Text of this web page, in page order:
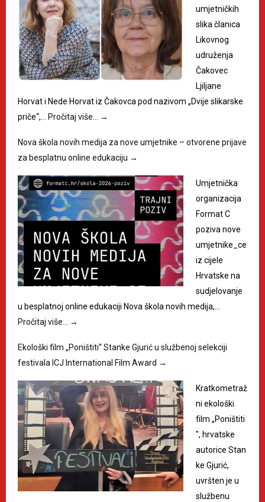
umjetničkih
slika članica
Likovnog
udruženja
Čakovec
Ljiljane
Horvat i Nede Horvat iz Čakovca pod nazivom „Dvije slikarske
priče“,… Pročitaj više… →
Nova škola novih medija za nove umjetnike – otvorene prijave
za besplatnu online edukaciju →
Umjetnička
organizacija
Format C
poziva nove
umjetnike_ce
iz cijele
Hrvatske na
sudjelovanje
u besplatnoj online edukaciji Nova škola novih medija,…
Pročitaj više… →
Ekološki film „Poništiti“ Stanke Gjurić u službenoj selekciji
festivala ICJ International Film Award →
Kratkometraž
ni ekološki
film „Poništiti
", hrvatske
autorice Stan
ke Gjurić,
uvršten je u
službenu